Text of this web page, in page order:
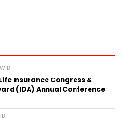
Insurance Congress &
(IDA) Annual Conference